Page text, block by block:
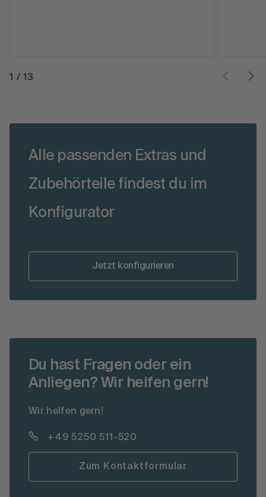
1 /13
Alle passenden Extras und
Zubehörteile findest du im
Konfigurator
Jetzt konfigurieren
Du hast Fragen oder ein
Anliegen? Wir helfen gern!
Wir helfen gern!
+49 5250 511-520
Zum Kontaktformular